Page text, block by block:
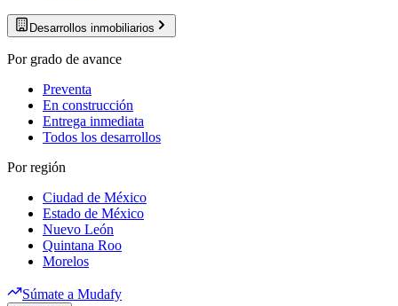
Desarrollos inmobiliarios
Por grado de avance
Preventa
En construcción
Entrega inmediata
Todos los desarrollos
Por región
Ciudad de México
Estado de México
Nuevo León
Quintana Roo
Morelos
Súmate a Mudafy